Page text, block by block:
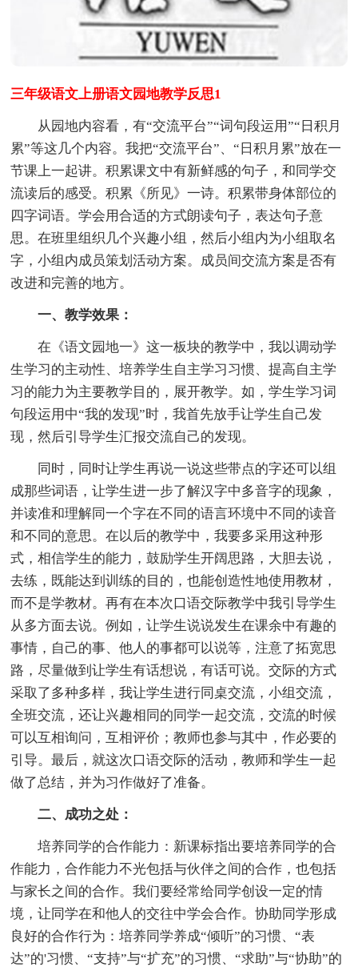
三年级语文上册语文园地教学反思1
从园地内容看，有“交流平台”“词句段运用”“日积月
累”等这几个内容。我把“交流平台”、“日积月累”放在一
节课上一起讲。积累课文中有新鲜感的句子，和同学交
流读后的感受。积累《所见》一诗。积累带身体部位的
四字词语。学会用合适的方式朗读句子，表达句子意
思。在班里组织几个兴趣小组，然后小组内为小组取名
字，小组内成员策划活动方案。成员间交流方案是否有
改进和完善的地方。
一、教学效果：
在《语文园地一》这一板块的教学中，我以调动学
生学习的主动性、培养学生自主学习习惯、提高自主学
习的能力为主要教学目的，展开教学。如，学生学习词
句段运用中“我的发现”时，我首先放手让学生自己发
现，然后引导学生汇报交流自己的发现。
同时，同时让学生再说一说这些带点的字还可以组
成那些词语，让学生进一步了解汉字中多音字的现象，
并读准和理解同一个字在不同的语言环境中不同的读音
和不同的意思。在以后的教学中，我要多采用这种形
式，相信学生的能力，鼓励学生开阔思路，大胆去说，
去练，既能达到训练的目的，也能创造性地使用教材，
而不是学教材。再有在本次口语交际教学中我引导学生
从多方面去说。例如，让学生说说发生在课余中有趣的
事情，自己的事、他人的事都可以说等，注意了拓宽思
路，尽量做到让学生有话想说，有话可说。交际的方式
采取了多种多样，我让学生进行同桌交流，小组交流，
全班交流，还让兴趣相同的同学一起交流，交流的时候
可以互相询问，互相评价；教师也参与其中，作必要的
引导。最后，就这次口语交际的活动，教师和学生一起
做了总结，并为习作做好了准备。
二、成功之处：
培养同学的合作能力：新课标指出要培养同学的合
作能力，合作能力不光包括与伙伴之间的合作，也包括
与家长之间的合作。我们要经常给同学创设一定的情
境，让同学在和他人的交往中学会合作。协助同学形成
良好的合作行为：培养同学养成“倾听”的习惯、“表
达”的'习惯、“支持”与“扩充”的习惯、“求助”与“协助”的